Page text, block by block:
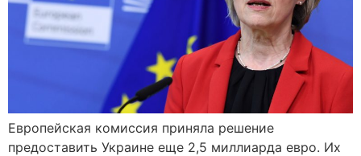
Европейская комиссия приняла решение
предоставить Украине еще 2,5 миллиарда евро. Их